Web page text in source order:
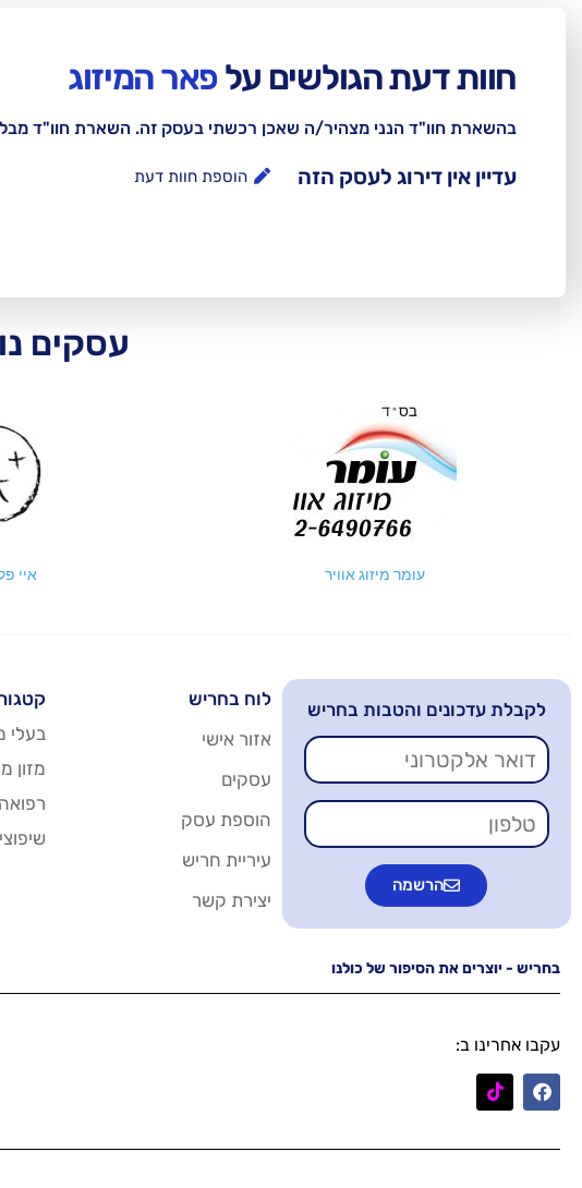
חוות דעת הגולשים עלפאר המיזוג
בהשארת חוו"ד הנני מצהיר/ה שאכן רכשתי בעסק זה. השארת חוו"ד
עדיין אין דירוג לעסק הזה הוספת חוות דעת
עסקים
עומר מיזוג אוויר איי
לקבלת עדכונים והטבות בחריש
הרשמה
לוח בחריש
אזור אישי
עסקים
הוספת עסק
עיריית חריש
יצירת קשר
בעלי
מזון
בחריש - יוצרים את הסיפור של כולנו
עקבו אחרינו ב: